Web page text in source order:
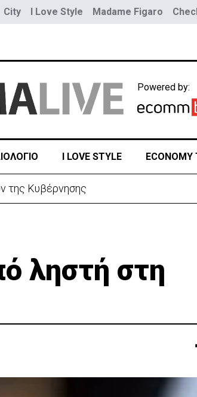
City I Love Style Madame Figaro
Powered by:
I LOVE STYLE ECONOMY
αυτοκινήτων και άρπαξε
ληστή στη